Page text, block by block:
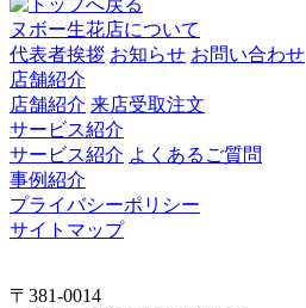
ヌボー生花店について
代表者挨拶 お知らせ お問い合わせ
店舗紹介
店舗紹介 来店受取注文
サービス紹介
サービス紹介 よくあるご質問
事例紹介
プライバシーポリシー
サイトマップ
〒381-0014